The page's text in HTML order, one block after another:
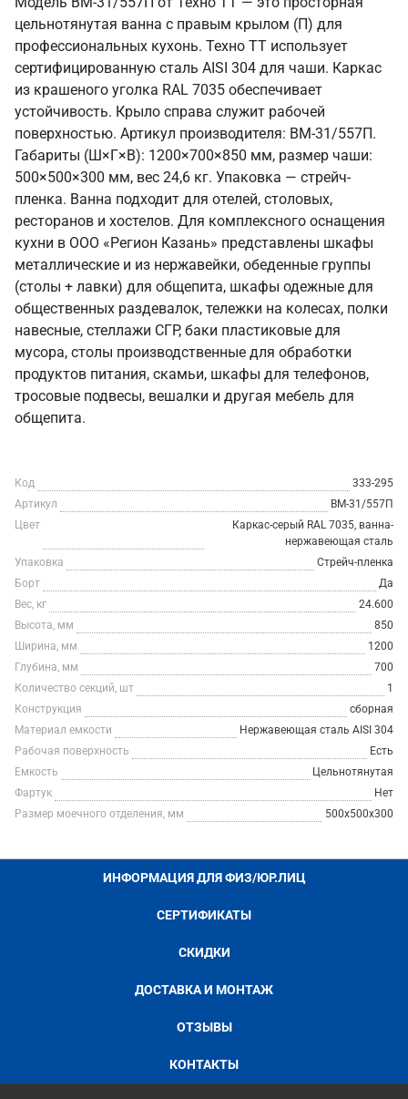
цельнотянутая ванна с правым крылом (П) для
профессиональных кухонь. Техно ТТ использует
сертифицированную сталь AISI 304 для чаши. Каркас
из крашеного уголка RAL 7035 обеспечивает
устойчивость. Крыло справа служит рабочей
поверхностью. Артикул производителя: ВМ-31/557П.
Габариты (Ш×Г×В): 1200×700×850 мм, размер чаши:
500×500×300 мм, вес 24,6 кг. Упаковка — стрейч-
пленка. Ванна подходит для отелей, столовых,
ресторанов и хостелов. Для комплексного оснащения
кухни в ООО «Регион Казань» представлены шкафы
металлические и из нержавейки, обеденные группы
(столы + лавки) для общепита, шкафы одежные для
общественных раздевалок, тележки на колесах, полки
навесные, стеллажи СГР, баки пластиковые для
мусора, столы производственные для обработки
продуктов питания, скамьи, шкафы для телефонов,
тросовые подвесы, вешалки и другая мебель для
общепита.
Код
333-295
Артикул
ВМ-31/557П
Цвет
Каркас-серый RAL 7035, ванна-
нержавеющая сталь
Упаковка
Стрейч-пленка
Борт
Да
Вес, кг
24.600
Высота, мм
850
Ширина, мм
1200
Глубина, мм
700
Количество секций, шт
1
Конструкция
сборная
Материал емкости
Нержавеющая сталь AISI 304
Рабочая поверхность
Есть
Емкость
Цельнотянутая
Фартук
Нет
Размер моечного отделения, мм
500х500х300
ИНФОРМАЦИЯ ДЛЯ ФИЗ/ЮР.ЛИЦ
СЕРТИФИКАТЫ
СКИДКИ
ДОСТАВКА И МОНТАЖ
ОТЗЫВЫ
КОНТАКТЫ